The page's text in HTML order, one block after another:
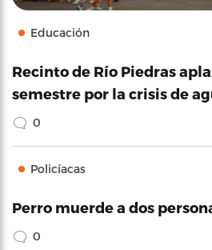
Educación
Recinto de Río Piedras
semestre por la crisis de
0
Policíacas
Perro muerde a dos
0